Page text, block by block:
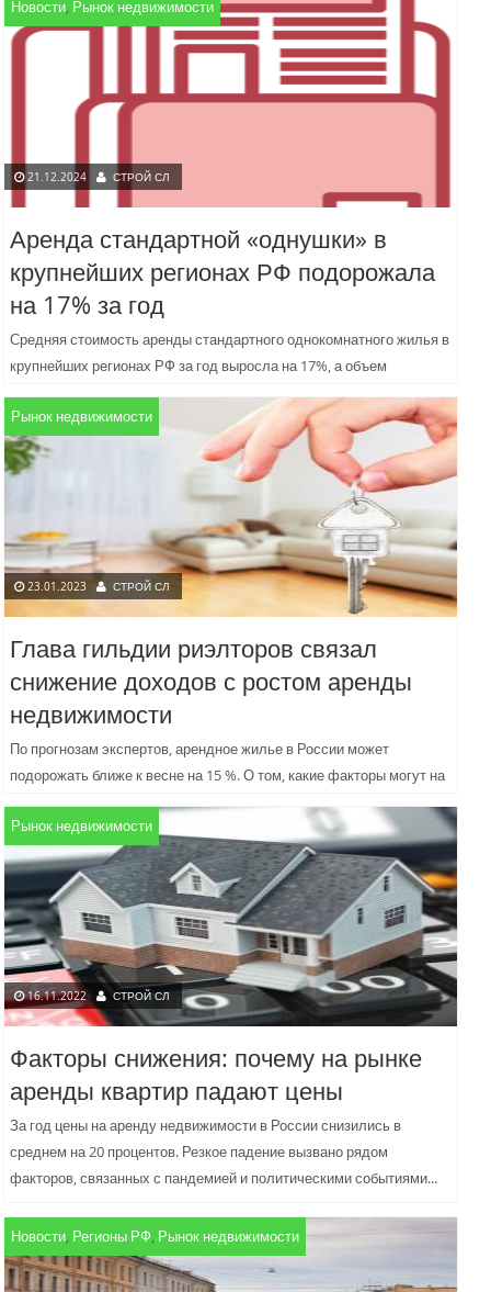
Новости, Рынок недвижимости
21.12.2024 СТРОЙ СЛ
Аренда стандартной «однушки» в
крупнейших регионах РФ подорожала
на 17% за год
Средняя стоимость аренды стандартного однокомнатного жилья в
крупнейших регионах РФ за год выросла на 17%, а объем
Рынок недвижимости
23.01.2023 СТРОЙ СЛ
Глава гильдии риэлторов связал
снижение доходов с ростом аренды
недвижимости
По прогнозам экспертов, арендное жилье в России может
подорожать ближе к весне на 15 %. О том, какие факторы могут на
Рынок недвижимости
16.11.2022 СТРОЙ СЛ
Факторы снижения: почему на рынке
аренды квартир падают цены
За год цены на аренду недвижимости в России снизились в
среднем на 20 процентов. Резкое падение вызвано рядом
факторов, связанных с пандемией и политическими событиями...
Новости Регионы РФ Рынок недвижимости